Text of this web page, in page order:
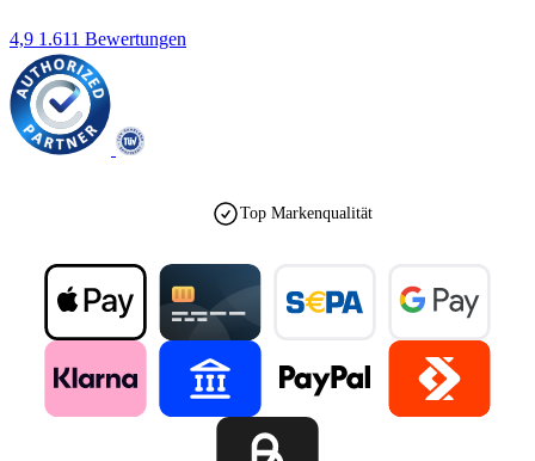
4,9 1.611 Bewertungen
Top Markenqualität